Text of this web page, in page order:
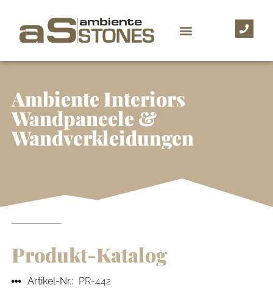
Ambiente Interiors
Wandpaneele &
Wandverkleidungen
Produkt-Katalog
Artikel-Nr.: PR-442